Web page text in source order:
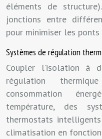
éléments de
jonctions entre
pour minimiser les ponts
Systèmes de régulation
Coupler l’isolation à
régulation
consommation
température, des
thermostats
climatisation en